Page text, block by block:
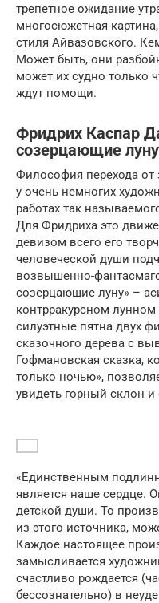
трепетное ожидание
многосюжетная
стиля Айвазовского.
Может быть, они
может их судно только
ждут помощи.
Фридрих Каспар
созерцающие
Философия перехода от
у очень немногих
работах так
Для Фридриха это
девизом всего его
человеческой души
возвышенно-
созерцающие луну» –
контрракурсном лунном
силуэтные пятна двух
сказочного дерева с
Гофмановская сказка,
только ночью»,
увидеть горный склон
«Единственным
является наше сердце.
детской души. То
из этого источника,
Каждое настоящее
замысливается
счастливо рождается
бессознательно) в